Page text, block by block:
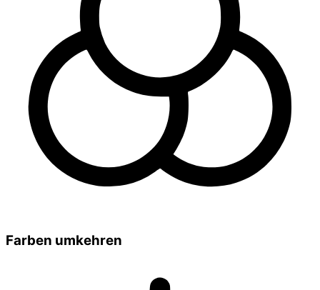
Farben umkehren